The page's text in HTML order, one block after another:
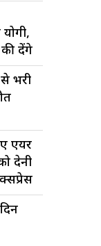
देंगे
से भरी
एयर
देनी